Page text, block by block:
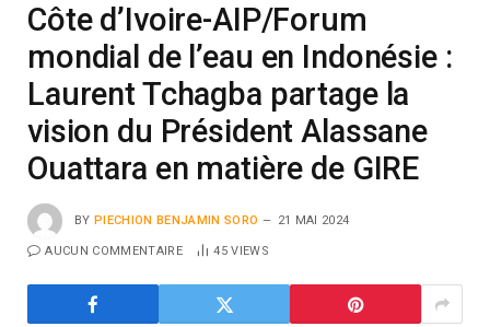
Côte d’Ivoire-AIP/Forum
mondial de l’eau en Indonésie :
Laurent Tchagba partage la
vision du Président Alassane
Ouattara en matière de GIRE
BY PIECHION BENJAMIN SORO 21 MAI 2024
AUCUN COMMENTAIRE 45VIEWS